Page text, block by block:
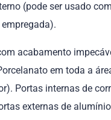
(pode ser usado
acabamento
em toda a
Portas internas de
externas de